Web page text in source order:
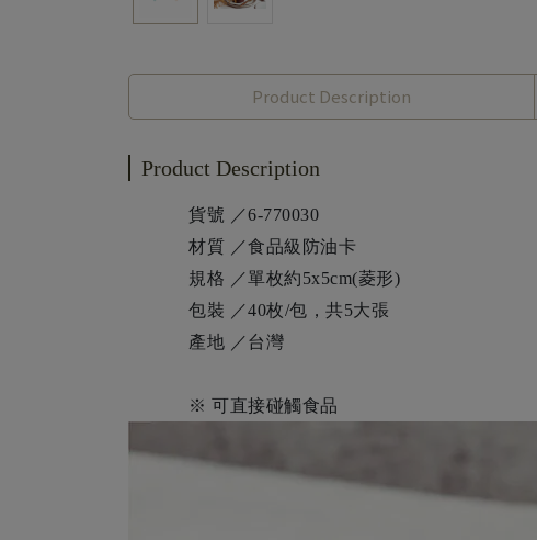
Product Description
Product Description
貨號 ／6-770030
材質 ／食品級防油卡
規格 ／單枚約5x5cm(菱形)
包裝 ／40枚/包，共5大張
產地 ／台灣
※ 可直接碰觸食品